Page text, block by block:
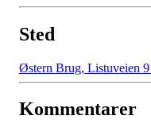
Sted
Østern Brug, Listuveien 9
Kommentarer